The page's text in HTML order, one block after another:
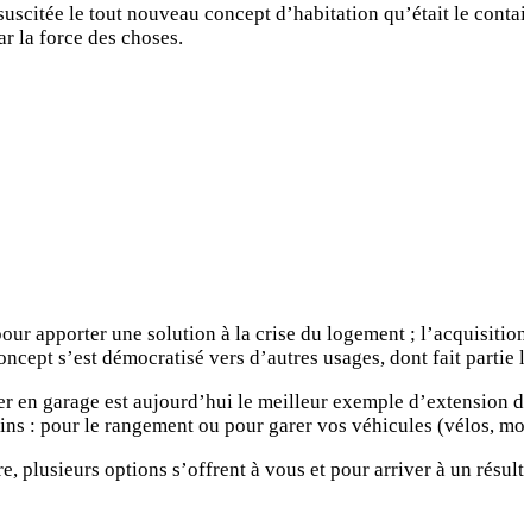
le tout nouveau concept d’habitation qu’était le
la force des choses.
apporter une solution à la crise du logement ;
s’est démocratisé vers d’autres usages, dont fait partie
garage est aujourd’hui le meilleur exemple d’extension
: pour le rangement ou pour garer vos véhicules (vélos,
plusieurs options s’offrent à vous et pour arriver à un